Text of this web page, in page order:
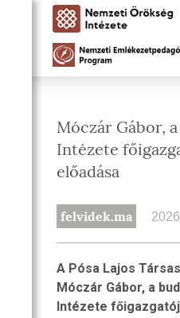
Móczár Gábor,
Intézete
előadása
felvidek.ma
A Pósa Lajos
Móczár Gábor, a
Intézete